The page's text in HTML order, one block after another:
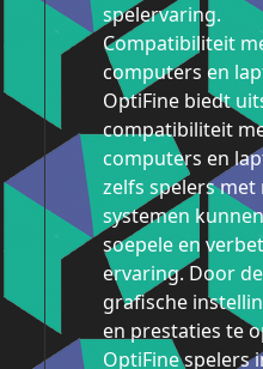
spelervaring.
Compatibiliteit
computers en
OptiFine biedt
compatibiliteit
computers en
zelfs spelers
systemen
soepele en
ervaring. Door
grafische
en prestaties te
OptiFine spelers